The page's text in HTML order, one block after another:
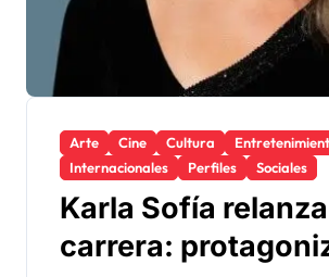
Arte Cine Cultura
Internacionales
Perfiles Sociales
Karla Sofía relanza su
carrera: